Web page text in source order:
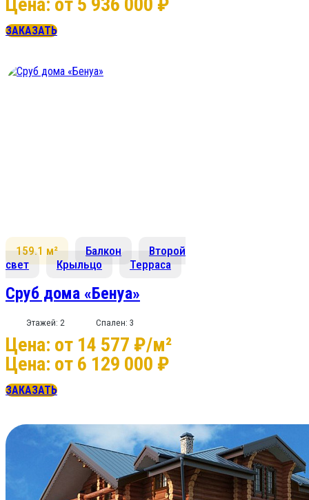
ЗАКАЗАТЬ
159.1 м² Балкон
Второй
свет
Крыльцо Терраса
Сруб дома «Бенуа»
Этажей: 2 Спален: 3
Цена: от 14 577 ₽/м²
Цена: от 6 129 000 ₽
ЗАКАЗАТЬ